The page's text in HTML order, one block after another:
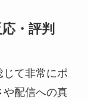
・評判
て非常にポ
や配信への真